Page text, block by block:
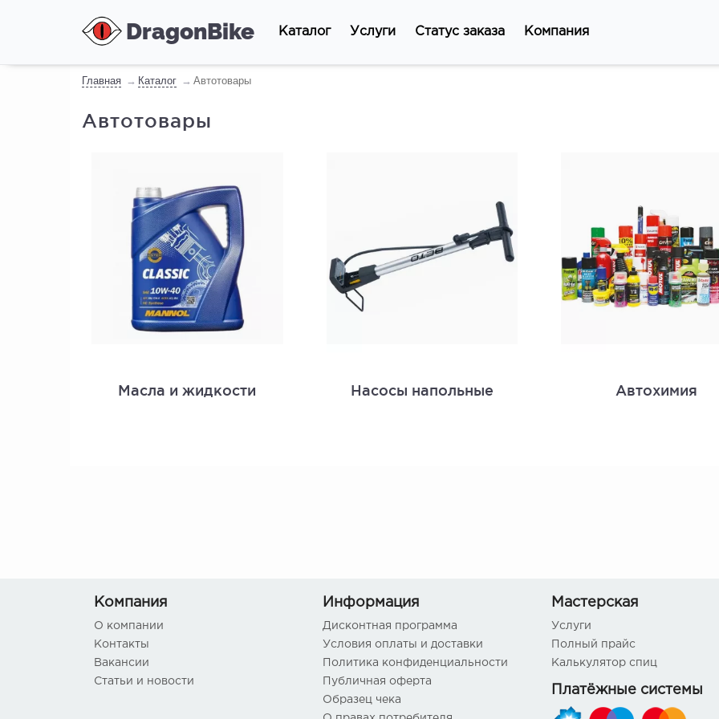
DragonBike Каталог Услуги Статус заказа Компания
Главная Каталог Автотовары
Автотовары
Масла и жидкости Насосы напольные Автохимия
Компания
О компании
Контакты
Вакансии
Статьи и новости
Информация
Дисконтная программа
Условия оплаты и доставки
Политика конфиденциальности
Публичная оферта
Образец чека
Мастерская
Услуги
Полный прайс
Калькулятор спиц
Платёжные системы